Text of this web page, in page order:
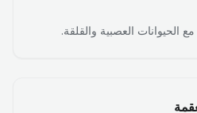
الحيوانات العصبية والقلقة.